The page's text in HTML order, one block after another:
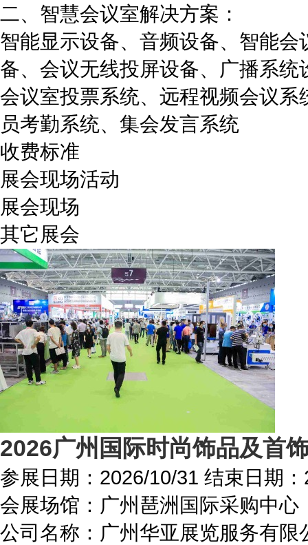
二、智慧会议室解决方案：
智能显示设备、音频设备、智能
备、会议无线投屏设备、广播系
会议室投票系统、远程视频会议
员考勤系统、集会发言系统
收费标准
展会现场活动
展会现场
其它展会
2026广州国际时尚饰品及首
参展日期： 2026/10/31 结束日期：
会展场馆： 广州琶洲国际采购中心
公司名称：广州华亚展览服务有限